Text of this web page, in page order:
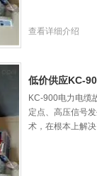
查看详细介绍
低价供应KC-
KC-900电力电缆
定点、高压信号
术，在根本上解